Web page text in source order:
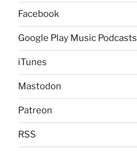
Facebook
Google Play Music Podcasts
iTunes
Mastodon
Patreon
RSS